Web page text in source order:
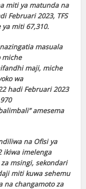
miti ya matunda na
Februari 2023, TFS
miti 67,310.
masuala
miche
maji, miche
wa
hadi Februari 2023
amesema
na Ofisi ya
ikiwa imelenga
msingi, sekondari
miti kuwa sehemu
na changamotoza